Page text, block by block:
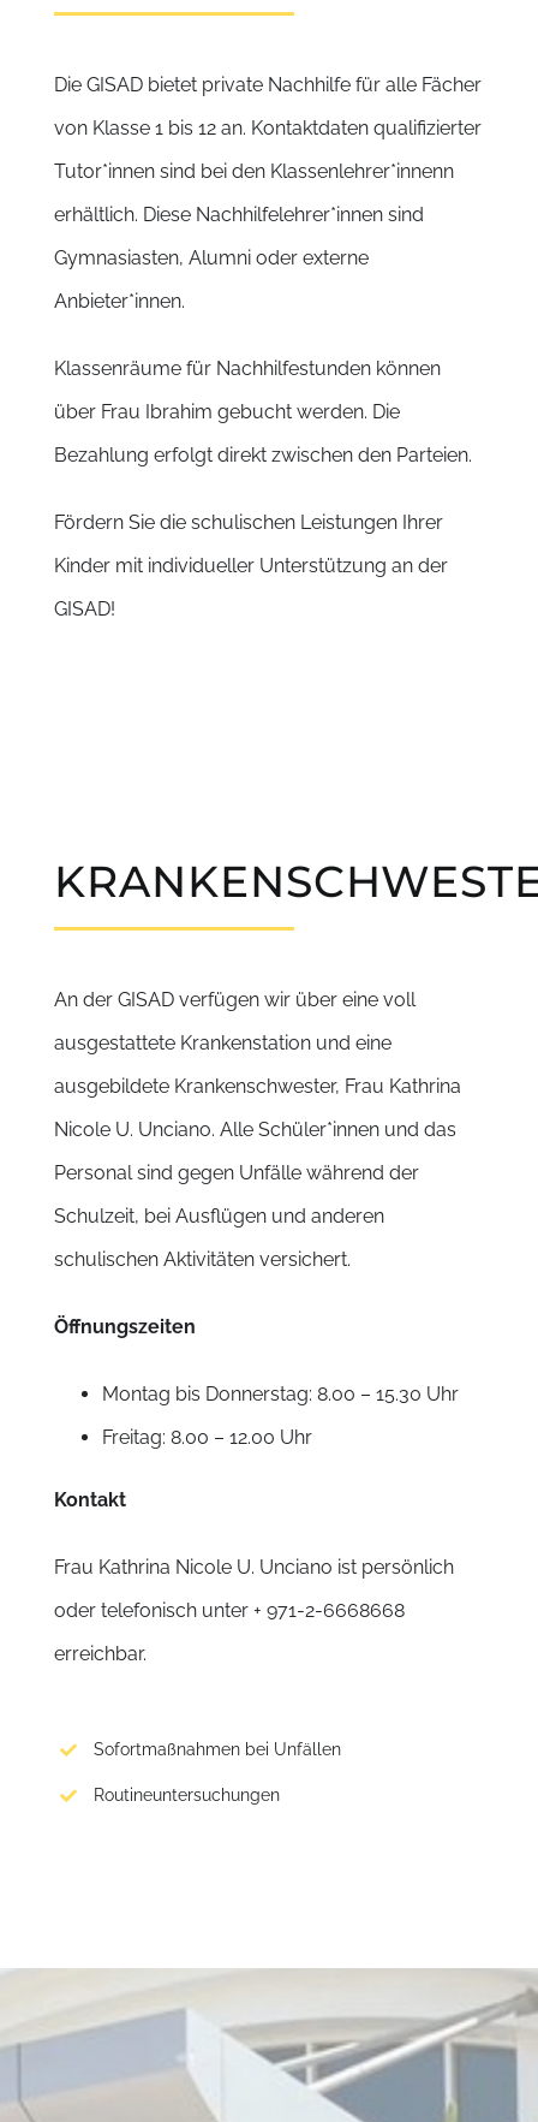
Die GISAD bietet private Nachhilfe für alle Fächer
von Klasse 1 bis 12 an. Kontaktdaten qualifizierter
Tutor*innen sind bei den Klassenlehrer*innenn
erhältlich. Diese Nachhilfelehrer*innen sind
Gymnasiasten, Alumni oder externe
Anbieter*innen.
Klassenräume für Nachhilfestunden können
über Frau Ibrahim gebucht werden. Die
Bezahlung erfolgt direkt zwischen den Parteien.
Fördern Sie die schulischen Leistungen Ihrer
Kinder mit individueller Unterstützung an der
GISAD!
An der GISAD verfügen wir über eine voll
ausgestattete Krankenstation und eine
ausgebildete Krankenschwester, Frau Kathrina
Nicole U. Unciano. Alle Schüler*innen und das
Personal sind gegen Unfälle während der
Schulzeit, bei Ausflügen und anderen
schulischen Aktivitäten versichert.
Öffnungszeiten
Montag bis Donnerstag: 8.00 – 15.30 Uhr
Freitag: 8.00 – 12.00 Uhr
Kontakt
Frau Kathrina Nicole U. Unciano ist persönlich
oder telefonisch unter + 971-2-6668668
erreichbar.
Sofortmaßnahmen bei Unfällen
Routineuntersuchungen